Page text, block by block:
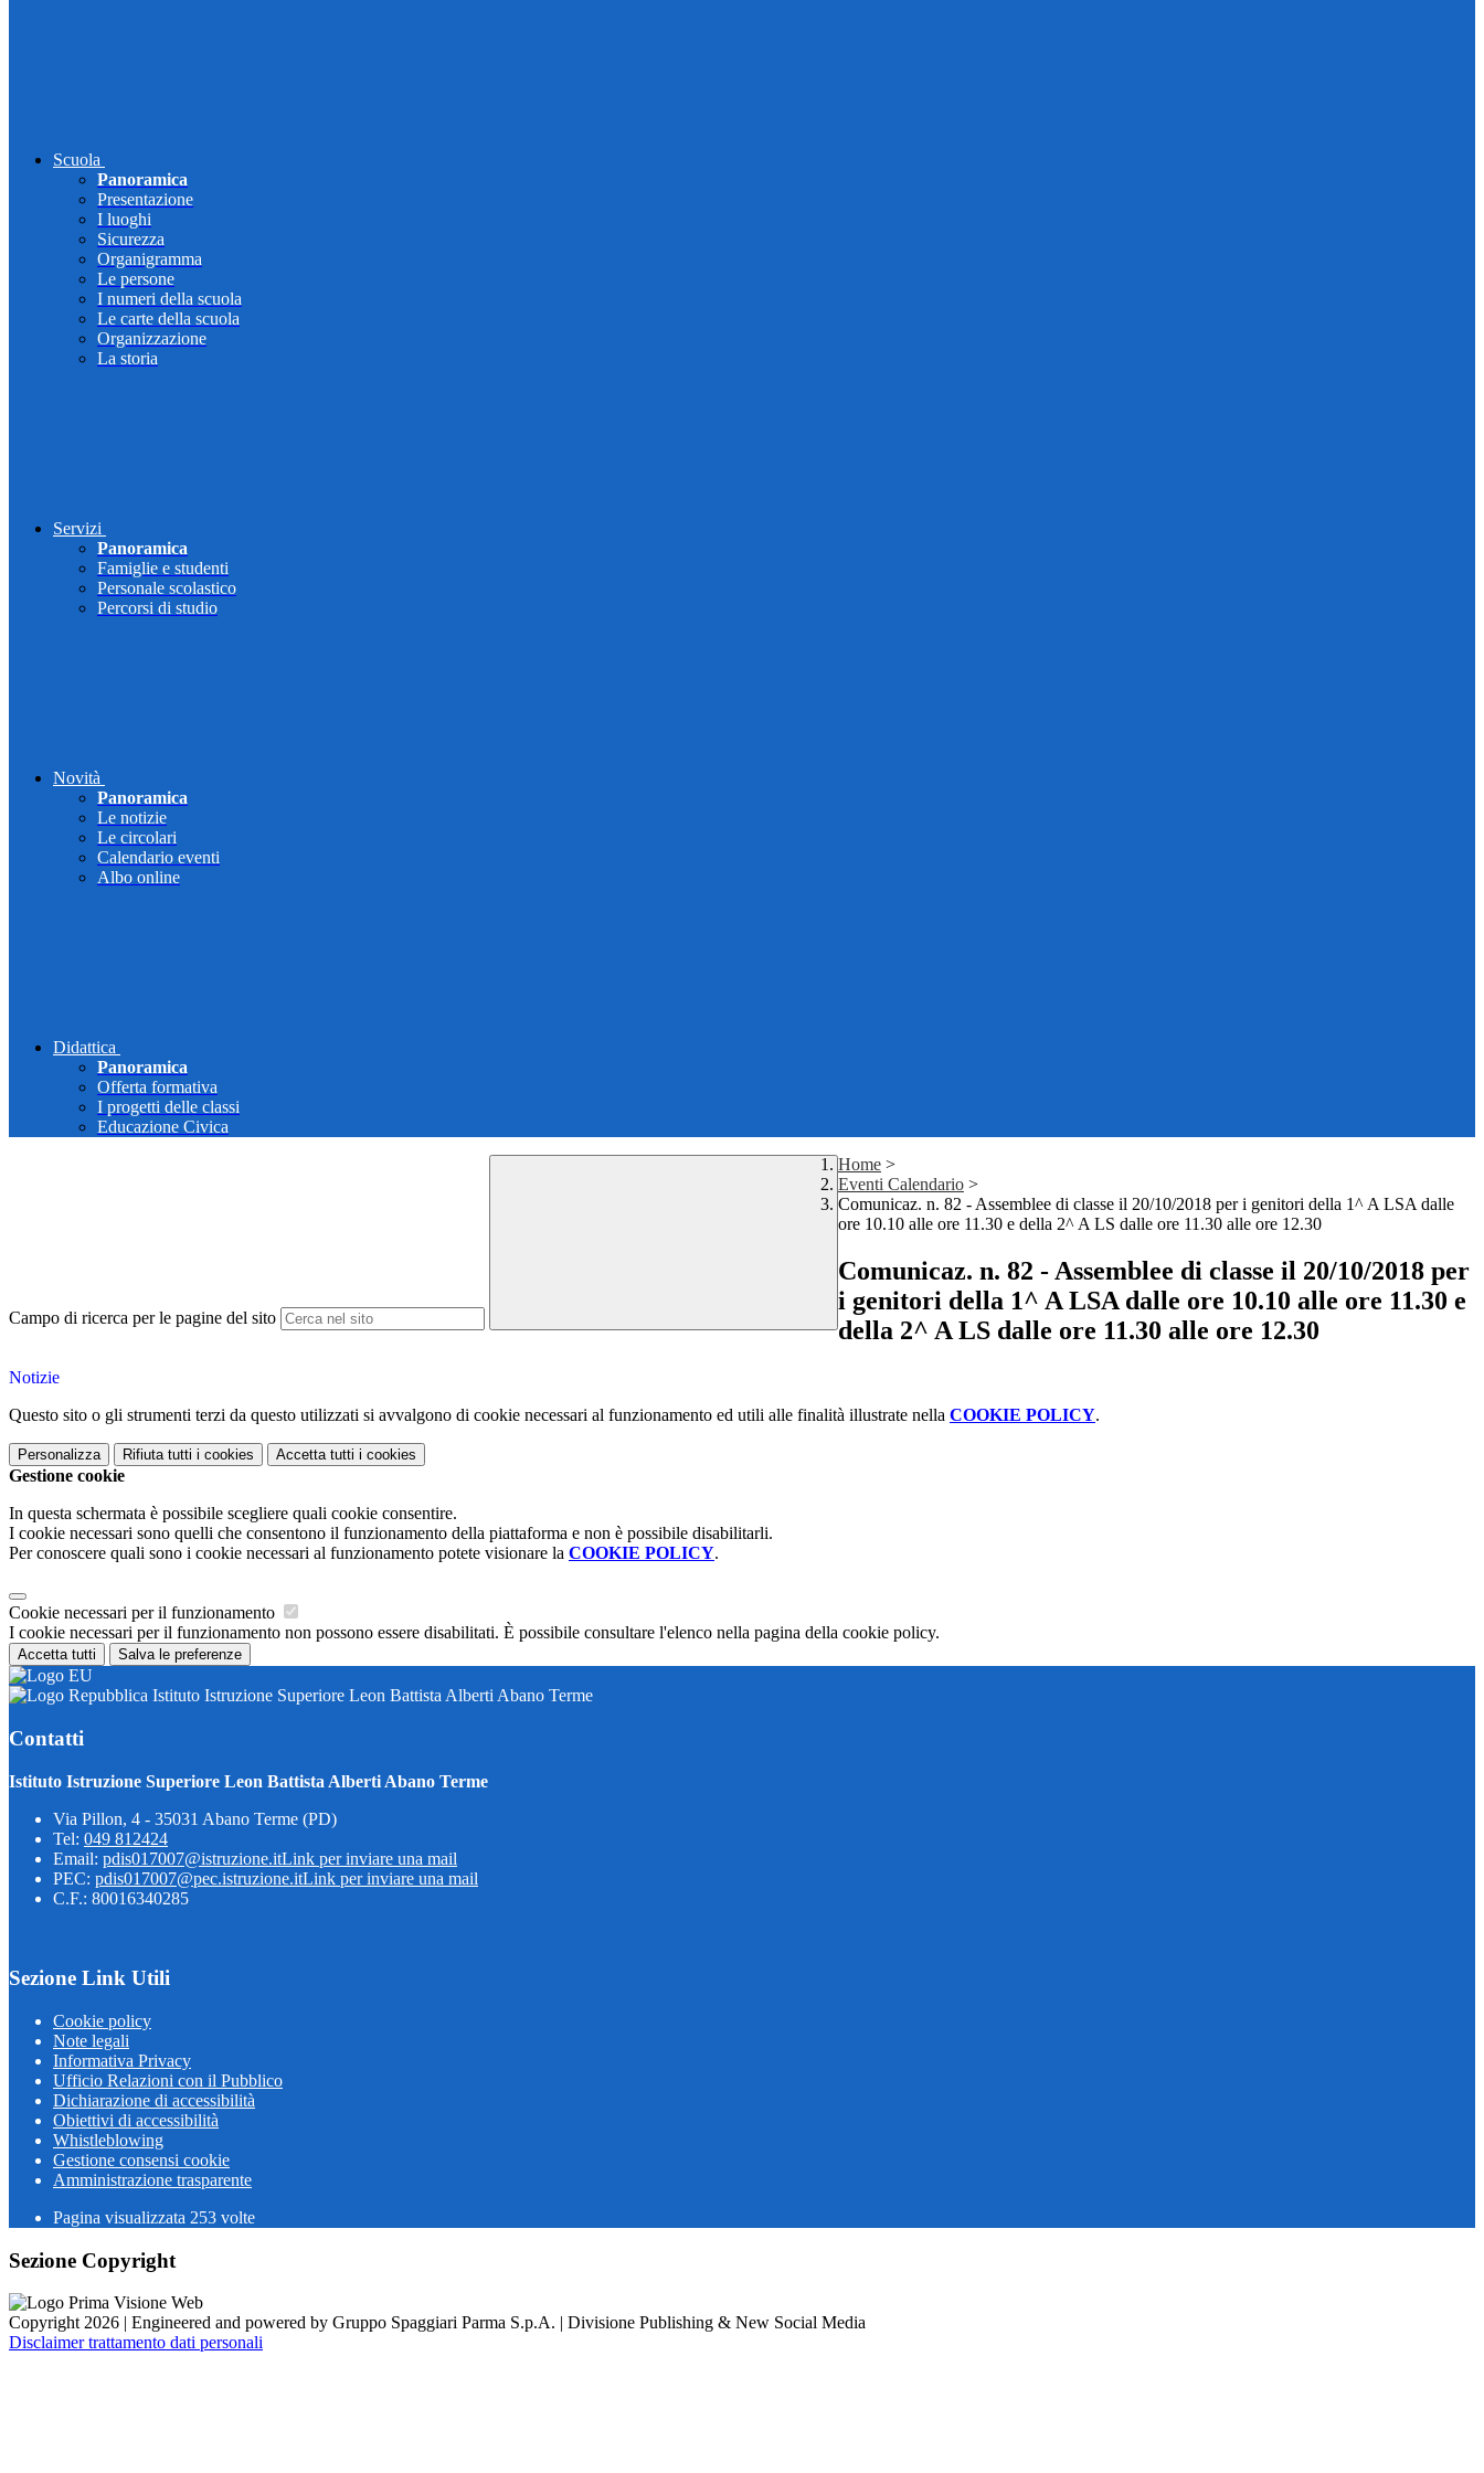
Scuola
Panoramica
Presentazione
I luoghi
Sicurezza
Organigramma
Le persone
I numeri della scuola
Le carte della scuola
Organizzazione
La storia
Servizi
Panoramica
Famiglie e studenti
Personale scolastico
Percorsi di studio
Novità
Panoramica
Le notizie
Le circolari
Calendario eventi
Albo online
Didattica
Panoramica
Offerta formativa
I progetti delle classi
Educazione Civica
Campo di ricerca per le pagine del sito
Home >
Eventi Calendario >
Comunicaz. n. 82 - Assemblee di classe il 20/10/2018 per i genitori della 1^ A LSA dalle
ore 10.10 alle ore 11.30 e della 2^ A LS dalle ore 11.30 alle ore 12.30
Comunicaz. n. 82 - Assemblee di classe il 20/10/2018 per
i genitori della 1^ A LSA dalle ore 10.10 alle ore 11.30 e
della 2^ A LS dalle ore 11.30 alle ore 12.30
Notizie
Questo sito o gli strumenti terzi da questo utilizzati si avvalgono di cookie necessari al funzionamento ed utili alle finalità illustrate nella COOKIE POLICY.
Personalizza Rifiuta tutti i cookies Accetta tutti i cookies
Gestione cookie
In questa schermata è possibile scegliere quali cookie consentire.
I cookie necessari sono quelli che consentono il funzionamento della piattaforma e non è possibile disabilitarli.
Per conoscere quali sono i cookie necessari al funzionamento potete visionare la COOKIE POLICY.
Cookie necessari per il funzionamento
I cookie necessari per il funzionamento non possono essere disabilitati. È possibile consultare l'elenco nella pagina della cookie policy.
Accetta tutti Salva le preferenze
Istituto Istruzione Superiore Leon Battista Alberti Abano Terme
Contatti
Istituto Istruzione Superiore Leon Battista Alberti Abano Terme
Via Pillon, 4 - 35031 Abano Terme (PD)
Tel: 049 812424
Email: pdis017007@istruzione.itLink per inviare una mail
PEC: pdis017007@pec.istruzione.itLink per inviare una mail
C.F.: 80016340285
Sezione Link Utili
Cookie policy
Note legali
Informativa Privacy
Ufficio Relazioni con il Pubblico
Dichiarazione di accessibilità
Obiettivi di accessibilità
Whistleblowing
Gestione consensi cookie
Amministrazione trasparente
Pagina visualizzata 253 volte
Sezione Copyright
Copyright 2026 | Engineered and powered by Gruppo Spaggiari Parma S.p.A. | Divisione Publishing & New Social Media
Disclaimer trattamento dati personali